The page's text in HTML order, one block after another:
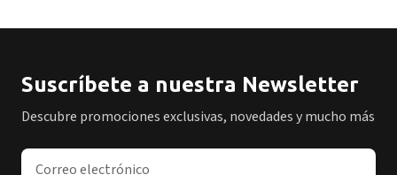
Suscríbete a nuestra Newsletter
Descubre promociones exclusivas, novedades y mucho más
Dirección de correo electrónico